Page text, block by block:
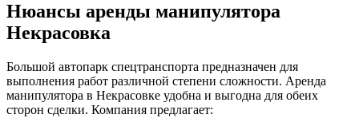
Нюансы аренды манипулятора
Некрасовка
Большой автопарк спецтранспорта предназначен для
выполнения работ различной степени сложности. Аренда
манипулятора в Некрасовке удобна и выгодна для обеих
сторон сделки. Компания предлагает: